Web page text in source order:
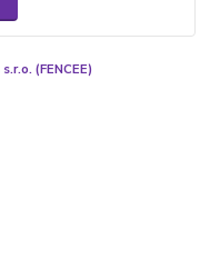
(FENCEE)